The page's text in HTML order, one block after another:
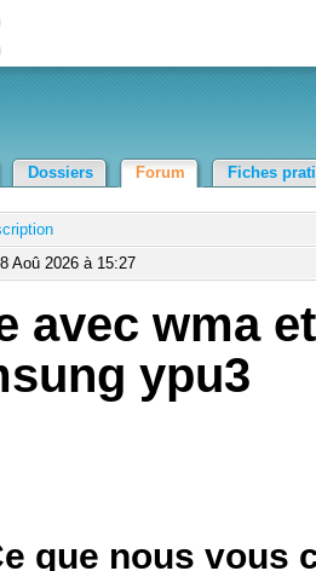
Dossiers Forum Fiches
Aoû 2026 à 15:27
avec wma et
ypu3
que nous vous